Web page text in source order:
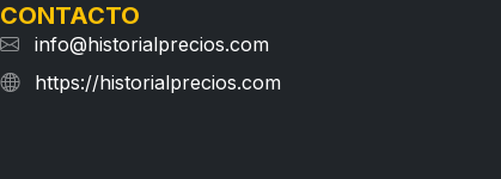
CONTACTO
info@historialprecios.com
https://historialprecios.com